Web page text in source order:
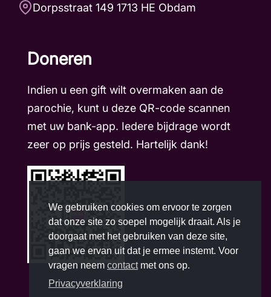
Dorpsstraat 149 1713 HE Obdam
Doneren
Indien u een gift wilt overmaken aan de
parochie, kunt u deze QR-code scannen
met uw bank-app. Iedere bijdrage wordt
zeer op prijs gesteld. Hartelijk dank!
We gebruiken cookies om ervoor te zorgen
dat onze site zo soepel mogelijk draait. Als je
doorgaat met het gebruiken van deze site,
gaan we ervan uit dat je ermee instemt. Voor
vragen neem contactmet ons op.
Privacyverklaring